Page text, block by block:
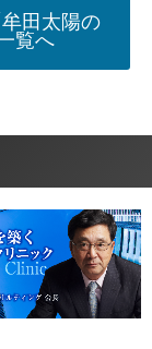
田太陽の
覧へ